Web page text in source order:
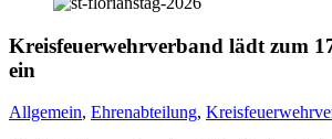
Kreisfeuerwehrverband lädt zum
ein
Allgemein, Ehrenabteilung,